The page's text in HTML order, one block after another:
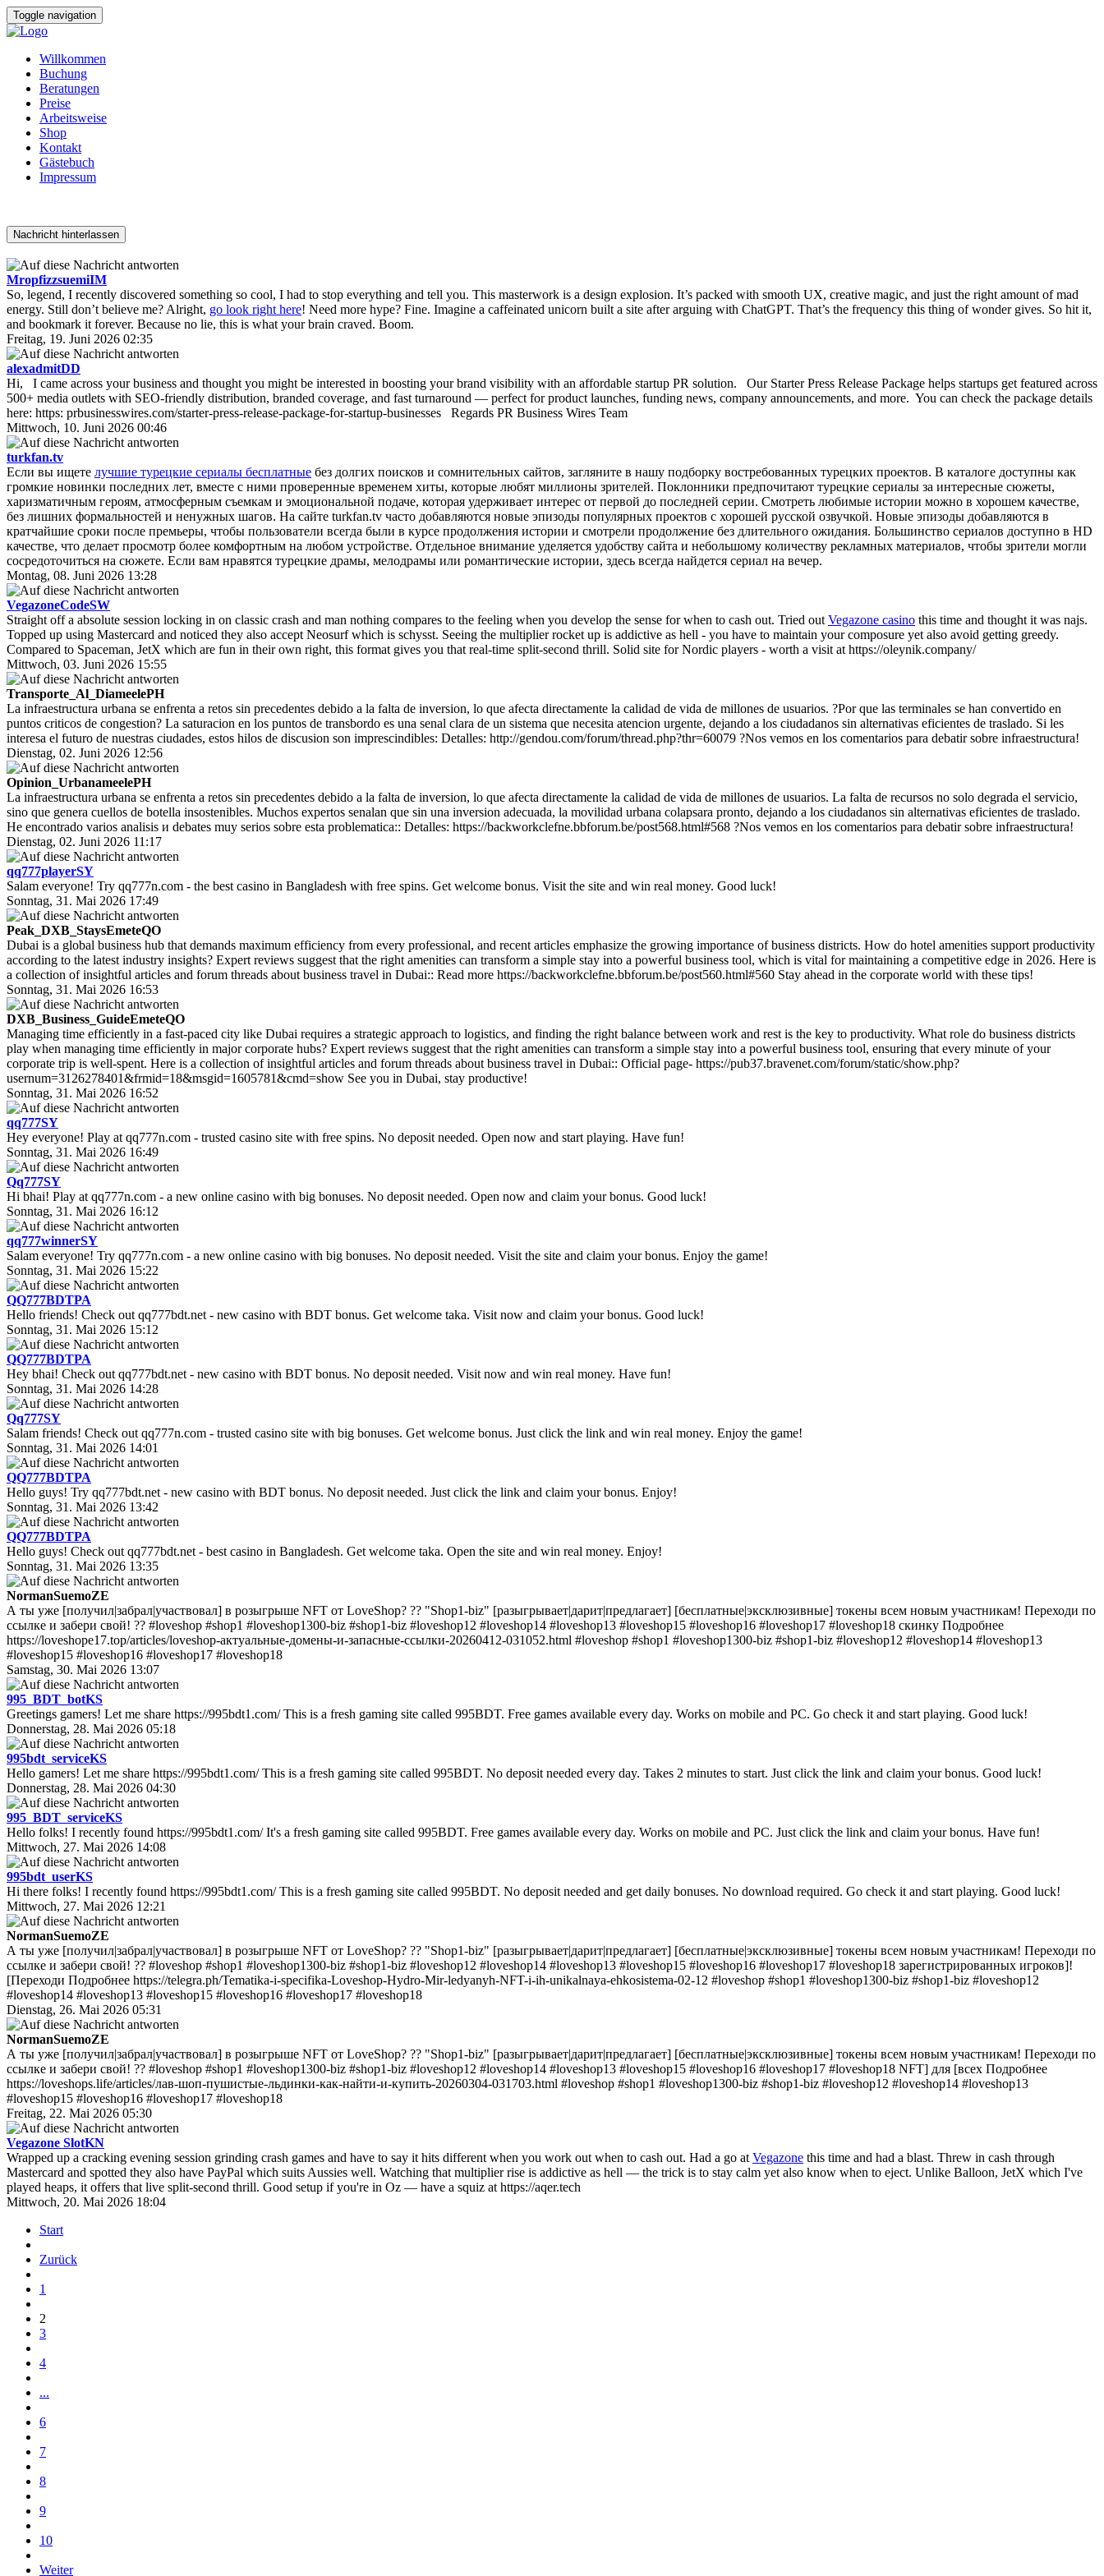
Toggle navigation
Willkommen
Buchung
Beratungen
Preise
Arbeitsweise
Shop
Kontakt
Gästebuch
Impressum
Nachricht hinterlassen
MropfizzsuemiIM
So, legend, I recently discovered something so cool, I had to stop everything and tell you. This masterwork is a design explosion. It’s packed with smooth UX, creative magic, and just the right amount of mad
energy. Still don’t believe me? Alright, go look right here! Need more hype? Fine. Imagine a caffeinated unicorn built a site after arguing with ChatGPT. That’s the frequency this thing of wonder gives. So hit it,
and bookmark it forever. Because no lie, this is what your brain craved. Boom.
Freitag, 19. Juni 2026 02:35
alexadmitDD
Hi, I came across your business and thought you might be interested in boosting your brand visibility with an affordable startup PR solution. Our Starter Press Release Package helps startups get featured across
500+ media outlets with SEO-friendly distribution, branded coverage, and fast turnaround — perfect for product launches, funding news, company announcements, and more. You can check the package details
here: https: prbusinesswires.com/starter-press-release-package-for-startup-businesses Regards PR Business Wires Team
Mittwoch, 10. Juni 2026 00:46
turkfan.tv
Если вы ищете лучшие турецкие сериалы бесплатные без долгих поисков и сомнительных сайтов, загляните в нашу подборку востребованных турецких проектов. В каталоге доступны как
громкие новинки последних лет, вместе с ними проверенные временем хиты, которые любят миллионы зрителей. Поклонники предпочитают турецкие сериалы за интересные сюжеты,
харизматичным героям, атмосферным съемкам и эмоциональной подаче, которая удерживает интерес от первой до последней серии. Смотреть любимые истории можно в хорошем качестве,
без лишних формальностей и ненужных шагов. На сайте turkfan.tv часто добавляются новые эпизоды популярных проектов с хорошей русской озвучкой. Новые эпизоды добавляются в
кратчайшие сроки после премьеры, чтобы пользователи всегда были в курсе продолжения истории и смотрели продолжение без длительного ожидания. Большинство сериалов доступно в HD
качестве, что делает просмотр более комфортным на любом устройстве. Отдельное внимание уделяется удобству сайта и небольшому количеству рекламных материалов, чтобы зрители могли
сосредоточиться на сюжете. Если вам нравятся турецкие драмы, мелодрамы или романтические истории, здесь всегда найдется сериал на вечер.
Montag, 08. Juni 2026 13:28
VegazoneCodeSW
Straight off a absolute session locking in on classic crash and man nothing compares to the feeling when you develop the sense for when to cash out. Tried out Vegazone casino this time and thought it was najs.
Topped up using Mastercard and noticed they also accept Neosurf which is schysst. Seeing the multiplier rocket up is addictive as hell - you have to maintain your composure yet also avoid getting greedy.
Compared to Spaceman, JetX which are fun in their own right, this format gives you that real-time split-second thrill. Solid site for Nordic players - worth a visit at https://oleynik.company/
Mittwoch, 03. Juni 2026 15:55
Transporte_Al_DiameelePH
La infraestructura urbana se enfrenta a retos sin precedentes debido a la falta de inversion, lo que afecta directamente la calidad de vida de millones de usuarios. ?Por que las terminales se han convertido en
puntos criticos de congestion? La saturacion en los puntos de transbordo es una senal clara de un sistema que necesita atencion urgente, dejando a los ciudadanos sin alternativas eficientes de traslado. Si les
interesa el futuro de nuestras ciudades, estos hilos de discusion son imprescindibles: Detalles: http://gendou.com/forum/thread.php?thr=60079 ?Nos vemos en los comentarios para debatir sobre infraestructura!
Dienstag, 02. Juni 2026 12:56
Opinion_UrbanameelePH
La infraestructura urbana se enfrenta a retos sin precedentes debido a la falta de inversion, lo que afecta directamente la calidad de vida de millones de usuarios. La falta de recursos no solo degrada el servicio,
sino que genera cuellos de botella insostenibles. Muchos expertos senalan que sin una inversion adecuada, la movilidad urbana colapsara pronto, dejando a los ciudadanos sin alternativas eficientes de traslado.
He encontrado varios analisis и debates muy serios sobre esta problematica:: Detalles: https://backworkclefne.bbforum.be/post568.html#568 ?Nos vemos en los comentarios para debatir sobre infraestructura!
Dienstag, 02. Juni 2026 11:17
qq777playerSY
Salam everyone! Try qq777n.com - the best casino in Bangladesh with free spins. Get welcome bonus. Visit the site and win real money. Good luck!
Sonntag, 31. Mai 2026 17:49
Peak_DXB_StaysEmeteQO
Dubai is a global business hub that demands maximum efficiency from every professional, and recent articles emphasize the growing importance of business districts. How do hotel amenities support productivity
according to the latest industry insights? Expert reviews suggest that the right amenities can transform a simple stay into a powerful business tool, which is vital for maintaining a competitive edge in 2026. Here is
a collection of insightful articles and forum threads about business travel in Dubai:: Read more https://backworkclefne.bbforum.be/post560.html#560 Stay ahead in the corporate world with these tips!
Sonntag, 31. Mai 2026 16:53
DXB_Business_GuideEmeteQO
Managing time efficiently in a fast-paced city like Dubai requires a strategic approach to logistics, and finding the right balance between work and rest is the key to productivity. What role do business districts
play when managing time efficiently in major corporate hubs? Expert reviews suggest that the right amenities can transform a simple stay into a powerful business tool, ensuring that every minute of your
corporate trip is well-spent. Here is a collection of insightful articles and forum threads about business travel in Dubai:: Official page- https://pub37.bravenet.com/forum/static/show.php?
usernum=3126278401&frmid=18&msgid=1605781&cmd=show See you in Dubai, stay productive!
Sonntag, 31. Mai 2026 16:52
qq777SY
Hey everyone! Play at qq777n.com - trusted casino site with free spins. No deposit needed. Open now and start playing. Have fun!
Sonntag, 31. Mai 2026 16:49
Qq777SY
Hi bhai! Play at qq777n.com - a new online casino with big bonuses. No deposit needed. Open now and claim your bonus. Good luck!
Sonntag, 31. Mai 2026 16:12
qq777winnerSY
Salam everyone! Try qq777n.com - a new online casino with big bonuses. No deposit needed. Visit the site and claim your bonus. Enjoy the game!
Sonntag, 31. Mai 2026 15:22
QQ777BDTPA
Hello friends! Check out qq777bdt.net - new casino with BDT bonus. Get welcome taka. Visit now and claim your bonus. Good luck!
Sonntag, 31. Mai 2026 15:12
QQ777BDTPA
Hey bhai! Check out qq777bdt.net - new casino with BDT bonus. No deposit needed. Visit now and win real money. Have fun!
Sonntag, 31. Mai 2026 14:28
Qq777SY
Salam friends! Check out qq777n.com - trusted casino site with big bonuses. Get welcome bonus. Just click the link and win real money. Enjoy the game!
Sonntag, 31. Mai 2026 14:01
QQ777BDTPA
Hello guys! Try qq777bdt.net - new casino with BDT bonus. No deposit needed. Just click the link and claim your bonus. Enjoy!
Sonntag, 31. Mai 2026 13:42
QQ777BDTPA
Hello guys! Check out qq777bdt.net - best casino in Bangladesh. Get welcome taka. Open the site and win real money. Enjoy!
Sonntag, 31. Mai 2026 13:35
NormanSuemoZE
А ты уже [получил|забрал|участвовал] в розыгрыше NFT от LoveShop? ?? "Shop1-biz" [разыгрывает|дарит|предлагает] [бесплатные|эксклюзивные] токены всем новым участникам! Переходи по
ссылке и забери свой! ?? #loveshop #shop1 #loveshop1300-biz #shop1-biz #loveshop12 #loveshop14 #loveshop13 #loveshop15 #loveshop16 #loveshop17 #loveshop18 скинку Подробнее
https://loveshope17.top/articles/loveshop-актуальные-домены-и-запасные-ссылки-20260412-031052.html #loveshop #shop1 #loveshop1300-biz #shop1-biz #loveshop12 #loveshop14 #loveshop13
#loveshop15 #loveshop16 #loveshop17 #loveshop18
Samstag, 30. Mai 2026 13:07
995_BDT_botKS
Greetings gamers! Let me share https://995bdt1.com/ This is a fresh gaming site called 995BDT. Free games available every day. Works on mobile and PC. Go check it and start playing. Good luck!
Donnerstag, 28. Mai 2026 05:18
995bdt_serviceKS
Hello gamers! Let me share https://995bdt1.com/ This is a fresh gaming site called 995BDT. No deposit needed every day. Takes 2 minutes to start. Just click the link and claim your bonus. Good luck!
Donnerstag, 28. Mai 2026 04:30
995_BDT_serviceKS
Hello folks! I recently found https://995bdt1.com/ It's a fresh gaming site called 995BDT. Free games available every day. Works on mobile and PC. Just click the link and claim your bonus. Have fun!
Mittwoch, 27. Mai 2026 14:08
995bdt_userKS
Hi there folks! I recently found https://995bdt1.com/ This is a fresh gaming site called 995BDT. No deposit needed and get daily bonuses. No download required. Go check it and start playing. Good luck!
Mittwoch, 27. Mai 2026 12:21
NormanSuemoZE
А ты уже [получил|забрал|участвовал] в розыгрыше NFT от LoveShop? ?? "Shop1-biz" [разыгрывает|дарит|предлагает] [бесплатные|эксклюзивные] токены всем новым участникам! Переходи по
ссылке и забери свой! ?? #loveshop #shop1 #loveshop1300-biz #shop1-biz #loveshop12 #loveshop14 #loveshop13 #loveshop15 #loveshop16 #loveshop17 #loveshop18 зарегистрированных игроков]!
[Переходи Подробнее https://telegra.ph/Tematika-i-specifika-Loveshop-Hydro-Mir-ledyanyh-NFT-i-ih-unikalnaya-ehkosistema-02-12 #loveshop #shop1 #loveshop1300-biz #shop1-biz #loveshop12
#loveshop14 #loveshop13 #loveshop15 #loveshop16 #loveshop17 #loveshop18
Dienstag, 26. Mai 2026 05:31
NormanSuemoZE
А ты уже [получил|забрал|участвовал] в розыгрыше NFT от LoveShop? ?? "Shop1-biz" [разыгрывает|дарит|предлагает] [бесплатные|эксклюзивные] токены всем новым участникам! Переходи по
ссылке и забери свой! ?? #loveshop #shop1 #loveshop1300-biz #shop1-biz #loveshop12 #loveshop14 #loveshop13 #loveshop15 #loveshop16 #loveshop17 #loveshop18 NFT] для [всех Подробнее
https://loveshops.life/articles/лав-шоп-пушистые-льдинки-как-найти-и-купить-20260304-031703.html #loveshop #shop1 #loveshop1300-biz #shop1-biz #loveshop12 #loveshop14 #loveshop13
#loveshop15 #loveshop16 #loveshop17 #loveshop18
Freitag, 22. Mai 2026 05:30
Vegazone SlotKN
Wrapped up a cracking evening session grinding crash games and have to say it hits different when you work out when to cash out. Had a go at Vegazone this time and had a blast. Threw in cash through
Mastercard and spotted they also have PayPal which suits Aussies well. Watching that multiplier rise is addictive as hell — the trick is to stay calm yet also know when to eject. Unlike Balloon, JetX which I've
played heaps, it offers that live split-second thrill. Good setup if you're in Oz — have a squiz at https://aqer.tech
Mittwoch, 20. Mai 2026 18:04
Start
Zurück
1
2
3
4
...
6
7
8
9
10
Weiter